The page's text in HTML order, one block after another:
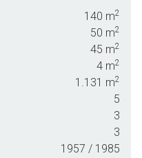
og gulvvarme,
lofter, primært
140 m2
50 m2
45 m2
4 m2
1.131 m2
5
3
3
1957 / 1985